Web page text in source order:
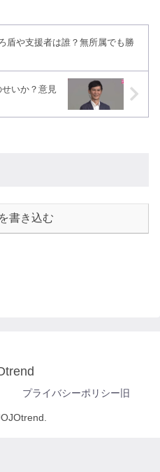
盾や支援者は誰？無所属でも勝
いか？意見
書き込む
プライバシーポリシー旧